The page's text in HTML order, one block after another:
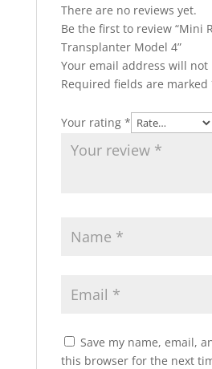
There are no reviews yet.
Be the first to review “Mini
Transplanter Model 4”
Your email address will
Required fields are marked
Your rating *
Save my name, email,
this browser for the next